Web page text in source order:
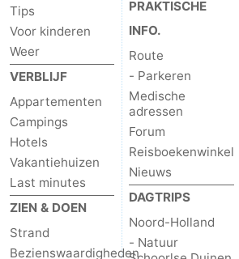
Tips
Voor kinderen
Weer
VERBLIJF
Appartementen
Campings
Hotels
Vakantiehuizen
Last minutes
ZIEN & DOEN
Strand
Bezienswaardigheden
PRAKTISCHE
INFO.
Route
- Parkeren
Medische
adressen
Forum
Reisboekenwinkel
Nieuws
DAGTRIPS
Noord-Holland
- Natuur